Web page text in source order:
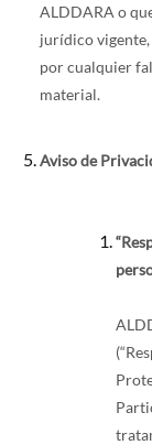
ALDDARA o
jurídico vigente,
por cualquier
material.
Aviso de